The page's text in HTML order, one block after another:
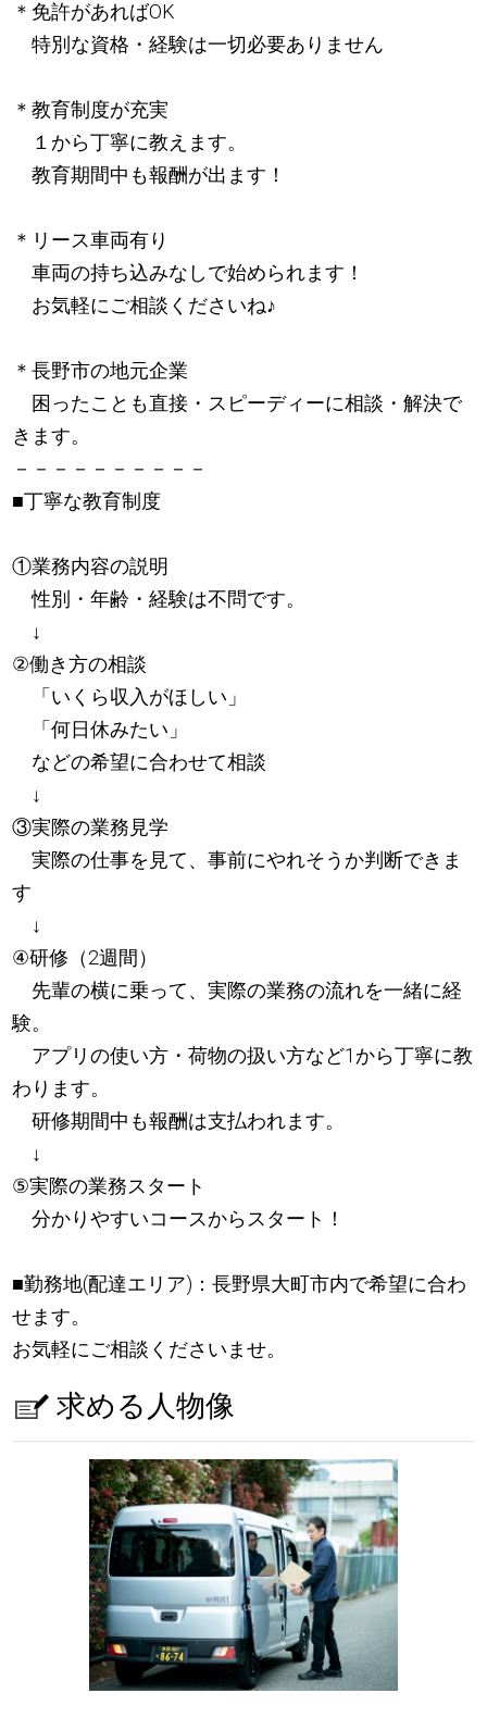
＊免許があればOK
特別な資格・経験は一切必要ありません
＊教育制度が充実
１から丁寧に教えます。
教育期間中も報酬が出ます！
＊リース車両有り
車両の持ち込みなしで始められます！
お気軽にご相談くださいね♪
＊長野市の地元企業
困ったことも直接・スピーディーに相談・解決で
きます。
－－－－－－－－－－
■丁寧な教育制度
①業務内容の説明
性別・年齢・経験は不問です。
↓
②働き方の相談
「いくら収入がほしい」
「何日休みたい」
などの希望に合わせて相談
↓
③実際の業務見学
実際の仕事を見て、事前にやれそうか判断できま
す
↓
④研修（2週間）
先輩の横に乗って、実際の業務の流れを一緒に経
験。
アプリの使い方・荷物の扱い方など1から丁寧に教
わります。
研修期間中も報酬は支払われます。
↓
⑤実際の業務スタート
分かりやすいコースからスタート！
■勤務地(配達エリア)：長野県大町市内で希望に合わ
せます。
お気軽にご相談くださいませ。
求める人物像